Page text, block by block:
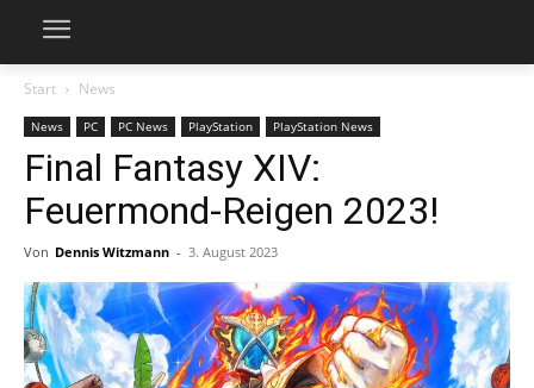
Start News
News PC PC News PlayStation PlayStation News
Final Fantasy XIV:
Feuermond-Reigen 2023!
Von Dennis Witzmann - 3. August 2023